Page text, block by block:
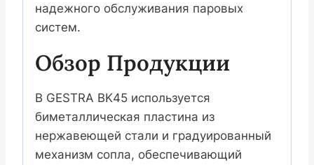
надежного обслуживания паровых
систем.
Обзор Продукции
В GESTRA BK45 используется
биметаллическая пластина из
нержавеющей стали и градуированный
механизм сопла, обеспечивающий